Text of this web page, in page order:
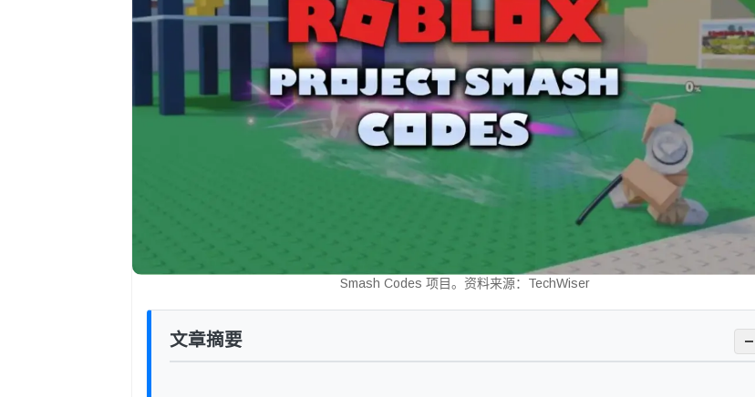
Smash Codes 项目。资料来源：TechWiser
文章摘要 −